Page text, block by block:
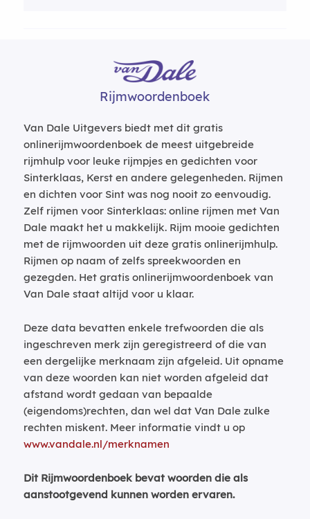
Rijmwoordenboek
Van Dale Uitgevers biedt met dit gratis
onlinerijmwoordenboek de meest uitgebreide
rijmhulp voor leuke rijmpjes en gedichten voor
Sinterklaas, Kerst en andere gelegenheden. Rijmen
en dichten voor Sint was nog nooit zo eenvoudig.
Zelf rijmen voor Sinterklaas: online rijmen met Van
Dale maakt het u makkelijk. Rijm mooie gedichten
met de rijmwoorden uit deze gratis onlinerijmhulp.
Rijmen op naam of zelfs spreekwoorden en
gezegden. Het gratis onlinerijmwoordenboek van
Van Dale staat altijd voor u klaar.
Deze data bevatten enkele trefwoorden die als
ingeschreven merk zijn geregistreerd of die van
een dergelijke merknaam zijn afgeleid. Uit opname
van deze woorden kan niet worden afgeleid dat
afstand wordt gedaan van bepaalde
(eigendoms)rechten, dan wel dat Van Dale zulke
rechten miskent. Meer informatie vindt u op
www.vandale.nl/merknamen
Dit Rijmwoordenboek bevat woorden die als
aanstootgevend kunnen worden ervaren.